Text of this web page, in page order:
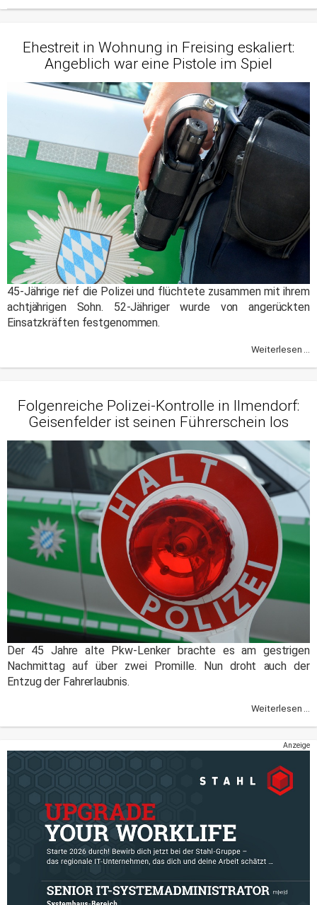
Ehestreit in Wohnung in Freising eskaliert:
Angeblich war eine Pistole im Spiel
45-Jährige rief die Polizei und flüchtete zusammen mit ihrem
achtjährigen Sohn. 52-Jähriger wurde von angerückten
Einsatzkräften festgenommen.
Weiterlesen ...
Folgenreiche Polizei-Kontrolle in Ilmendorf:
Geisenfelder ist seinen Führerschein los
Der 45 Jahre alte Pkw-Lenker brachte es am gestrigen
Nachmittag auf über zwei Promille. Nun droht auch der
Entzug der Fahrerlaubnis.
Weiterlesen ...
Anzeige